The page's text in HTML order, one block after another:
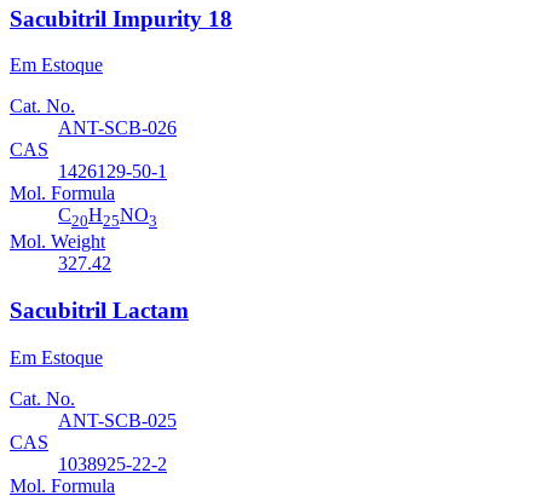
Sacubitril Impurity 18
Em Estoque
Cat. No.
ANT-SCB-026
CAS
1426129-50-1
Mol. Formula
C20H25NO3
Mol. Weight
327.42
Sacubitril Lactam
Em Estoque
Cat. No.
ANT-SCB-025
CAS
1038925-22-2
Mol. Formula